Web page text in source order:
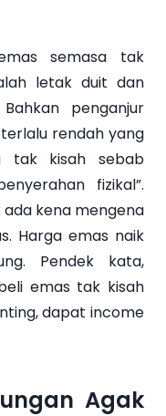
semasa tak
letak duit dan
penganjur
rendah yang
tak kisah sebab
fizikal”.
ada kena mengena
Harga emas naik
Pendek kata,
emas tak kisah
dapat income
Agak